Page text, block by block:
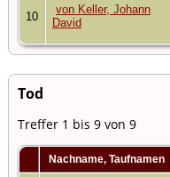
10
von Keller, Johann
David
Tod
Treffer 1 bis 9 von 9
Nachname, Taufnamen